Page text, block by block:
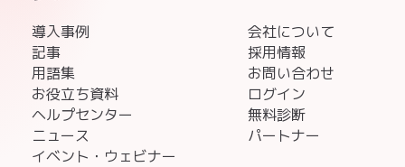
導入事例
記事
用語集
お役立ち資料
ヘルプセンター
ニュース
イベント・ウェビナー
会社について
採用情報
お問い合わせ
ログイン
無料診断
パートナー